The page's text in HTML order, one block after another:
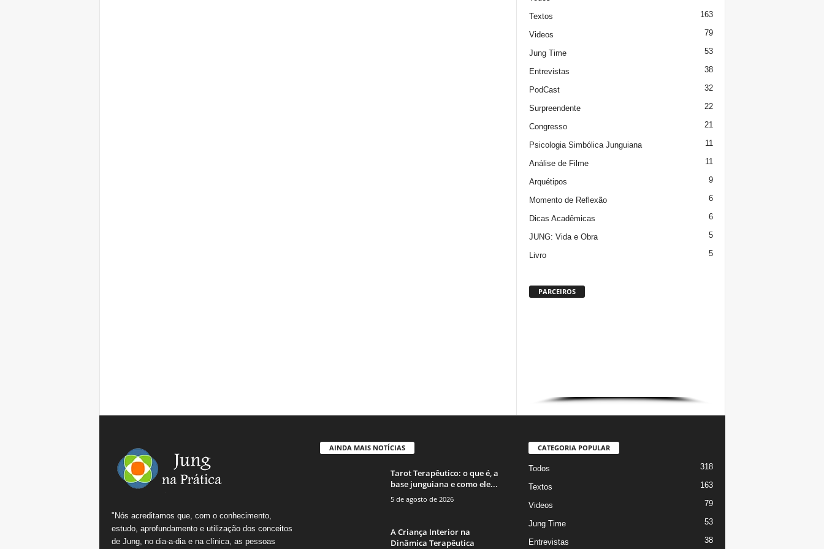
Textos 163
Videos 79
Jung Time 53
Entrevistas 38
PodCast 32
Surpreendente 22
Congresso 21
Psicologia Simbólica Junguiana 11
Análise de Filme 11
Arquétipos 9
Momento de Reflexão 6
Dicas Acadêmicas 6
JUNG: Vida e Obra 5
Livro 5
PARCEIROS
"Nós acreditamos que, com o conhecimento,
estudo, aprofundamento e utilização dos conceitos
de Jung, no dia-a-dia e na clínica, as pessoas
AINDA MAIS NOTÍCIAS
Tarot Terapêutico: o que é, a
base junguiana e como ele...
5 de agosto de 2026
A Criança Interior na
Dinâmica Terapêutica
CATEGORIA POPULAR
Todos 318
Textos 163
Videos 79
Jung Time 53
Entrevistas 38